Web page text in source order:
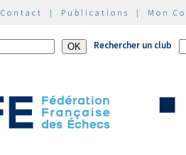
Contact | Publications | Mon
Rechercher un club